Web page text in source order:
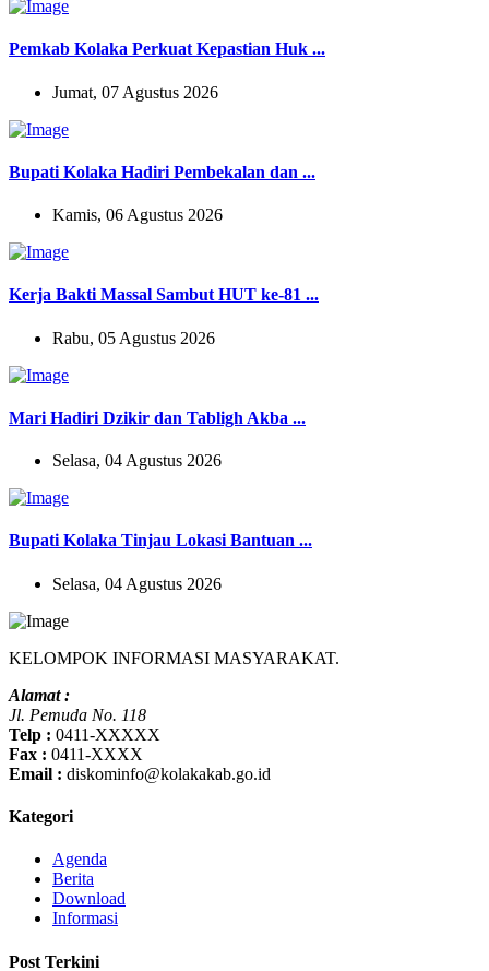
Pemkab Kolaka Perkuat Kepastian Huk ...
Jumat, 07 Agustus 2026
Bupati Kolaka Hadiri Pembekalan dan ...
Kamis, 06 Agustus 2026
Kerja Bakti Massal Sambut HUT ke-81 ...
Rabu, 05 Agustus 2026
Mari Hadiri Dzikir dan Tabligh Akba ...
Selasa, 04 Agustus 2026
Bupati Kolaka Tinjau Lokasi Bantuan ...
Selasa, 04 Agustus 2026
KELOMPOK INFORMASI MASYARAKAT.
Alamat :
Jl. Pemuda No. 118
Telp : 0411-XXXXX
Fax : 0411-XXXX
Email : diskominfo@kolakakab.go.id
Kategori
Agenda
Berita
Download
Informasi
Post Terkini